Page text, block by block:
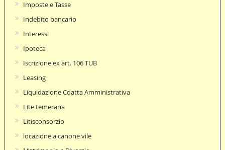
Imposte e Tasse
Indebito bancario
Interessi
Ipoteca
Iscrizione ex art. 106 TUB
Leasing
Liquidazione Coatta Amministrativa
Lite temeraria
Litisconsorzio
locazione a canone vile